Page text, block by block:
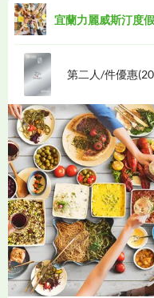
宜蘭力麗威斯汀度
第二人/件優惠(